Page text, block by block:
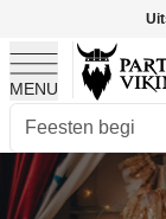
MENU
Ga naar de inhoud